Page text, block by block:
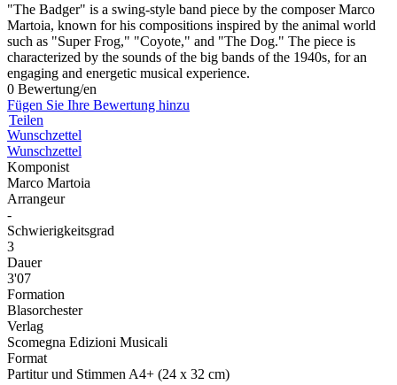
"The Badger" is a swing-style band piece by the composer Marco
Martoia, known for his compositions inspired by the animal world
such as "Super Frog," "Coyote," and "The Dog." The piece is
characterized by the sounds of the big bands of the 1940s, for an
engaging and energetic musical experience.
0 Bewertung/en
Fügen Sie Ihre Bewertung hinzu
Teilen
Wunschzettel
Wunschzettel
Komponist
Marco Martoia
Arrangeur
-
Schwierigkeitsgrad
3
Dauer
3'07
Formation
Blasorchester
Verlag
Scomegna Edizioni Musicali
Format
Partitur und Stimmen A4+ (24 x 32 cm)